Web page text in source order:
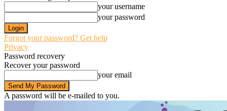
your username
your password
Forgot your password? Get help
Privacy
Password recovery
Recover your password
your email
A password will be e-mailed to you.